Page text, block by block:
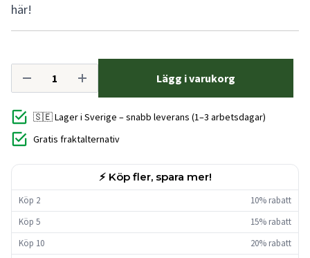
här!
Lägg i varukorg
🇸🇪 Lager i Sverige – snabb leverans (1–3 arbetsdagar)
Gratis fraktalternativ
⚡ Köp fler, spara mer!
Köp 2
10% rabatt
Köp 5
15% rabatt
Köp 10
20% rabatt